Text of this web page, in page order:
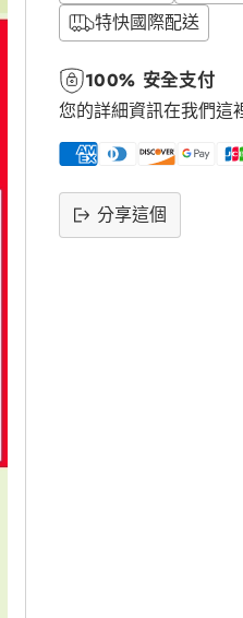
特快國際配送
100% 安全支付
您的詳細資訊在我們這
分享這個